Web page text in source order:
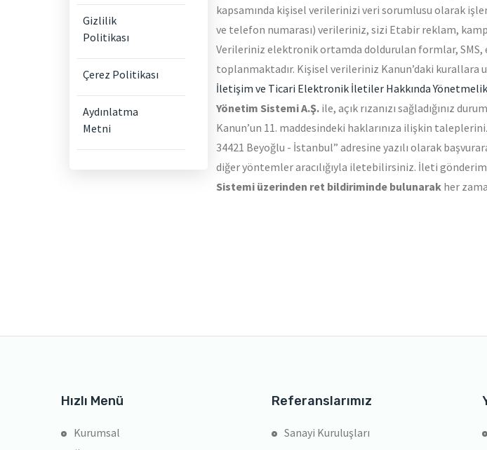
Gizlilik
Politikası
Çerez Politikası
Aydınlatma
Metni
kapsamında kişisel verilerinizi veri sorumlusu olarak
ve telefon numarası) verileriniz, sizi Etabir reklam,
Verileriniz elektronik ortamda doldurulan formlar,
toplanmaktadır. Kişisel verileriniz Kanun’daki
İletişim ve Ticari Elektronik İletiler HakkındaYönetmelik
Yönetim Sistemi A.Ş. ile, açık rızanızı sağladığınız
Kanun’un 11. maddesindeki haklarınıza ilişkin
34421 Beyoğlu - İstanbul” adresine yazılı olarak
diğer yöntemler aracılığıyla iletebilirsiniz. İleti
Sistemi üzerinden ret bildiriminde bulunarak her
Hızlı Menü
Kurumsal
Referanslarımız
Sanayi Kuruluşları